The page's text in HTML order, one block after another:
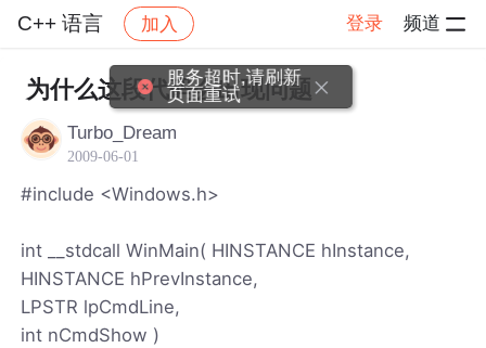
C++ 语言 加入 登录 频道
社区 C++ 语言 帖子详情
为什么这段代码会出现问题
Turbo_Dream
2009-06-01
#include <Windows.h>
int __stdcall WinMain( HINSTANCE hInstance,
HINSTANCE hPrevInstance,
LPSTR lpCmdLine,
int nCmdShow )
服务超时,请刷新
页面重试